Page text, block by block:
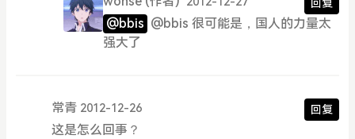
回复
@bbis @bbis 很可能是，国人的力量太
强大了
常青 2012-12-26 回复
这是怎么回事？